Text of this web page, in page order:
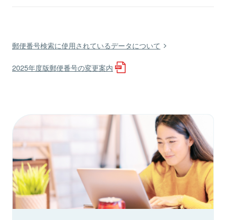
郵便番号検索に使用されているデータについて
2025年度版郵便番号の変更案内